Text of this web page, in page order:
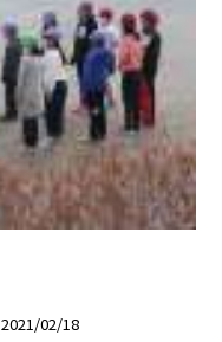
2021/02/18